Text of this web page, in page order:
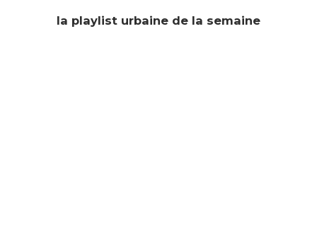
la playlist urbaine de la semaine